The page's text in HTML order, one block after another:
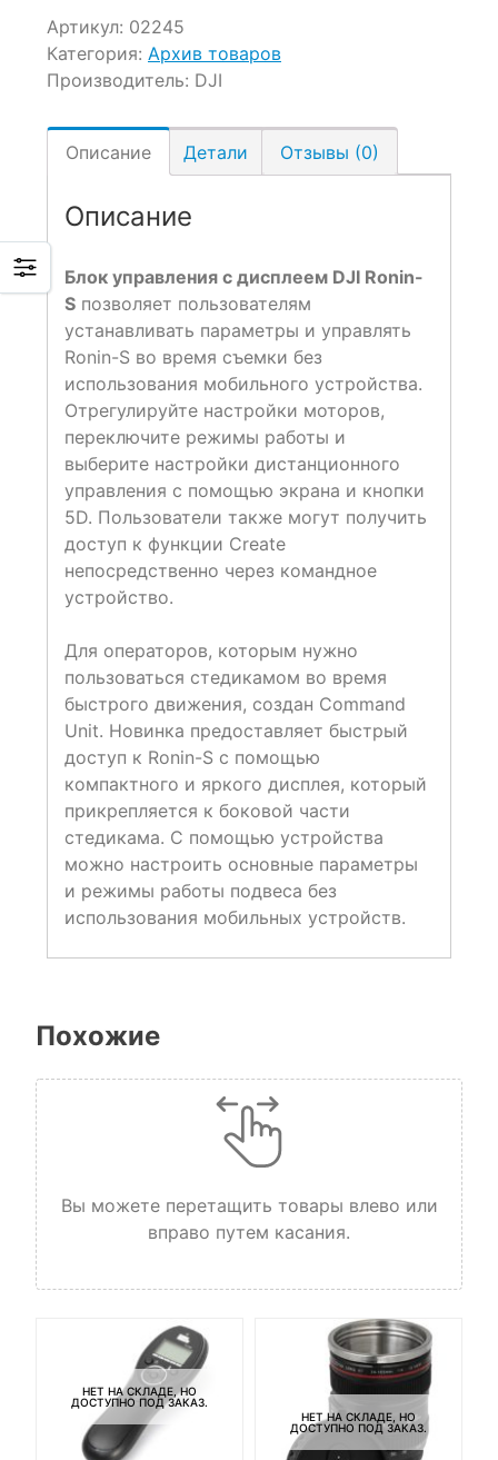
Артикул: 02245
Категория: Архив товаров
Производитель: DJI
Описание Детали Отзывы (0)
Описание
Блок управления с дисплеем DJI Ronin-
S позволяет пользователям
устанавливать параметры и управлять
Ronin-S во время съемки без
использования мобильного устройства.
Отрегулируйте настройки моторов,
переключите режимы работы и
выберите настройки дистанционного
управления с помощью экрана и кнопки
5D. Пользователи также могут получить
доступ к функции Create
непосредственно через командное
устройство.
Для операторов, которым нужно
пользоваться стедикамом во время
быстрого движения, создан Command
Unit. Новинка предоставляет быстрый
доступ к Ronin-S с помощью
компактного и яркого дисплея, который
прикрепляется к боковой части
стедикама. С помощью устройства
можно настроить основные параметры
и режимы работы подвеса без
использования мобильных устройств.
Похожие
Вы можете перетащить товары влево или
вправо путем касания.
НЕТ НА СКЛАДЕ, НО
ДОСТУПНО ПОД ЗАКАЗ.
НЕТ НА СКЛАДЕ, НО
ДОСТУПНО ПОД ЗАКАЗ.